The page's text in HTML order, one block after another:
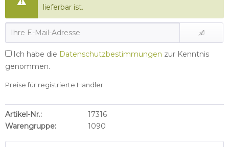
lieferbar ist.
Ich habe die Datenschutzbestimmungen zur Kenntnis
genommen.
Preise für registrierte Händler
Artikel-Nr.:
17316
Warengruppe:
1090